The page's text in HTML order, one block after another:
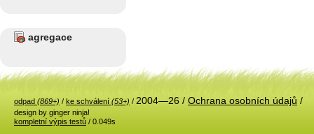
agregace
odpad (869+) / ke schválení (53+) / 2004—26 / Ochrana osobních údajů /
design by ginger ninja!
kompletní výpis testů / 0.049s